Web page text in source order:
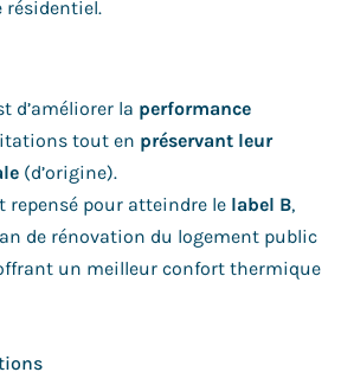
résidentiel.
d’améliorer la performance
tout en préservant leur
(d’origine).
repensé pour atteindre le label B,
de rénovation du logement public
un meilleur confort thermique